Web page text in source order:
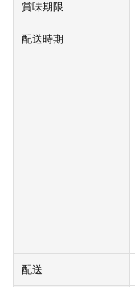
賞味期限
配送時期
配送